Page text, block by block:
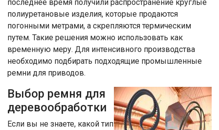
последнее время получили распространение круглые
полиуретановые изделия, которые продаются
погонными метрами, а скрепляются термическим
путем. Такие решения можно использовать как
временную меру. Для интенсивного производства
необходимо подбирать подходящие промышленные
ремни для приводов.
Выбор ремня для
деревообработки
Если вы не знаете, какой тип